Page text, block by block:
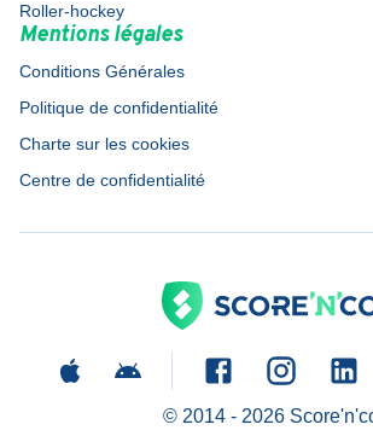
Roller-hockey
Mentions légales
Conditions Générales
Politique de confidentialité
Charte sur les cookies
Centre de confidentialité
© 2014 - 2026